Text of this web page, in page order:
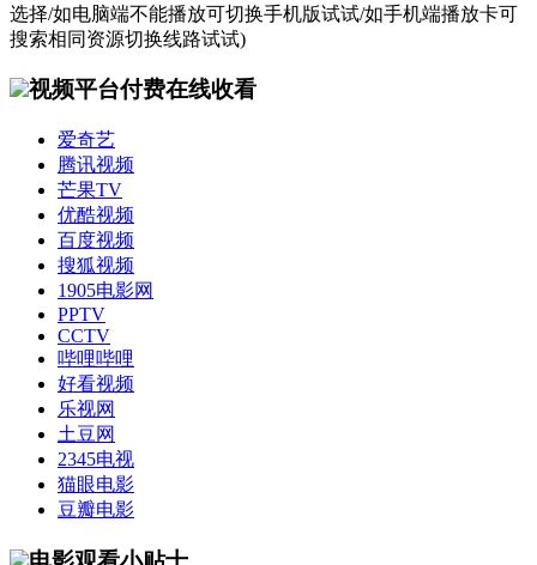
选择/如电脑端不能播放可切换手机版试试/如手机端播放卡可
搜索相同资源切换线路试试)
视频平台付费在线收看
爱奇艺
腾讯视频
芒果TV
优酷视频
百度视频
搜狐视频
1905电影网
PPTV
CCTV
哔哩哔哩
好看视频
乐视网
土豆网
2345电视
猫眼电影
豆瓣电影